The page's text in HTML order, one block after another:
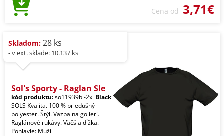
Cena od 3,71€
Skladom: 28 ks
- v ext. sklade: 10.137 ks
Sol's Sporty - Raglan Sle
kód produktu:so11939bl-2xl Black
SOLS Kvalita. 100 % priedušný
polyester. Štýl. Väzba na golieri.
Raglánové rukávy. Väčšia dĺžka.
Pohlavie: Muži